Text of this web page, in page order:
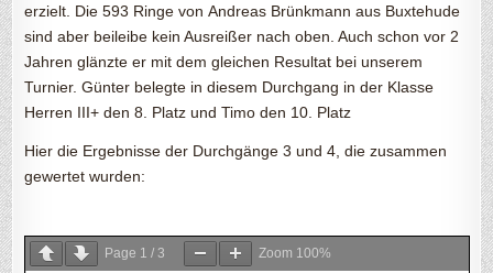
erzielt. Die 593 Ringe von Andreas Brünkmann aus Buxtehude
sind aber beileibe kein Ausreißer nach oben. Auch schon vor 2
Jahren glänzte er mit dem gleichen Resultat bei unserem
Turnier. Günter belegte in diesem Durchgang in der Klasse
Herren III+ den 8. Platz und Timo den 10. Platz
Hier die Ergebnisse der Durchgänge 3 und 4, die zusammen
gewertet wurden:
Page 1 /3 Zoom 100%